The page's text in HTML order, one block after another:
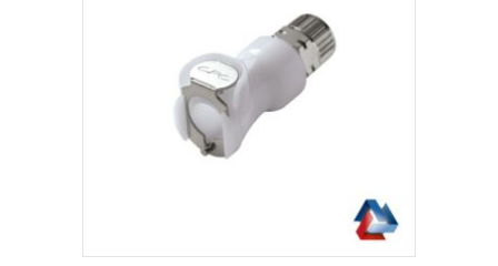
IN DEN WARENKORB